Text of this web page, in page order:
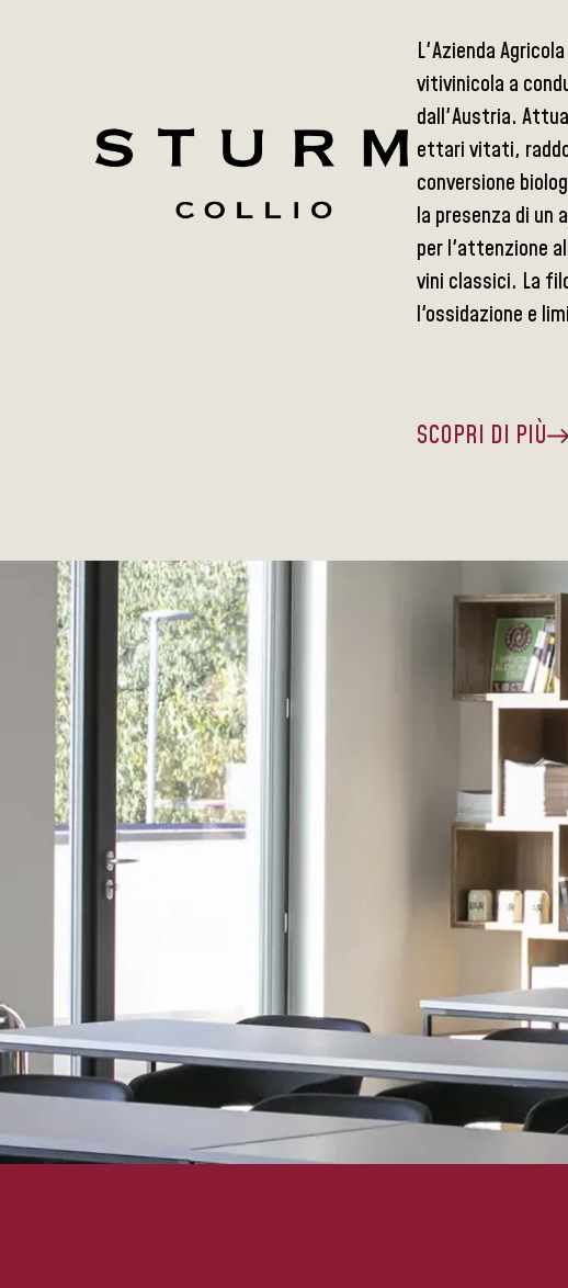
L'Azienda
vitivinicola a
dall'Austria.
ettari vitati,
conversione
la presenza di un
per l'attenzione
vini classici. La
l'ossidazione e
SCOPRI DI PIÙ